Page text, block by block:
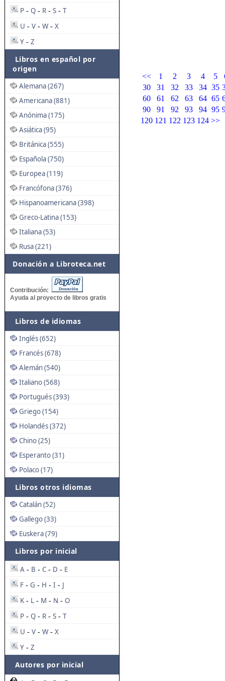
P - Q - R - S - T
U - V - W - X
Y - Z
Libros en español por
origen
Alemana (267)
Americana (881)
Anónima (175)
Asiática (95)
Británica (555)
Española (750)
Europea (119)
Francófona (376)
Hispanoamericana (398)
Greco-Latina (153)
Italiana (53)
Rusa (221)
Donación a Libroteca.net
Contribución:
Ayuda al proyecto de libros gratis
Libros de idiomas
Inglés (652)
Francés (678)
Alemán (540)
Italiano (568)
Portugués (393)
Griego (154)
Holandés (372)
Chino (25)
Esperanto (31)
Polaco (17)
Libros otros idiomas
Catalán (52)
Gallego (33)
Euskera (79)
Libros por inicial
A - B - C - D - E
F - G - H - I - J
K - L - M - N - O
P - Q - R - S - T
U - V - W - X
Y - Z
Autores por inicial
<< 1 2 3 4 5
30
31 32 33 34 35
60
61 62 63 64 65
90
91 92 93 94 95
120 121 122 123 124 >>